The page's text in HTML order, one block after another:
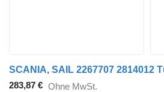
283,87 € Ohne MwSt.